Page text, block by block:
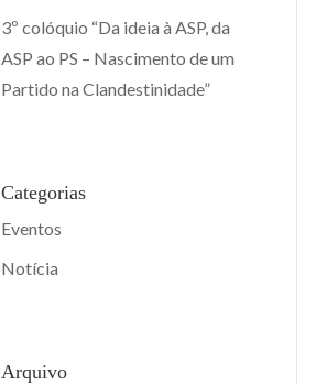
3º colóquio “Da ideia à ASP, da
ASP ao PS – Nascimento de um
Partido na Clandestinidade”
Categorias
Eventos
Notícia
Arquivo